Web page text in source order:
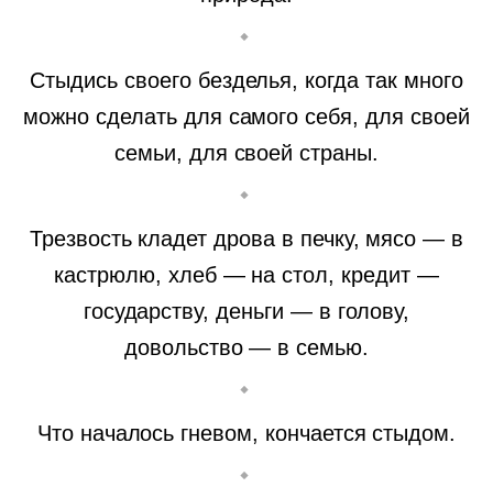
Стыдись своего безделья, когда так много
можно сделать для самого себя, для своей
семьи, для своей страны.
Трезвость кладет дрова в печку, мясо — в
кастрюлю, хлеб — на стол, кредит —
государству, деньги — в голову,
довольство — в семью.
Что началось гневом, кончается стыдом.